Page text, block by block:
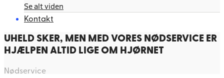
Se alt viden
Kontakt
UHELD SKER, MEN MED VORES NØDSERVICE ER
HJÆLPEN ALTID LIGE OM HJØRNET
Nødservice